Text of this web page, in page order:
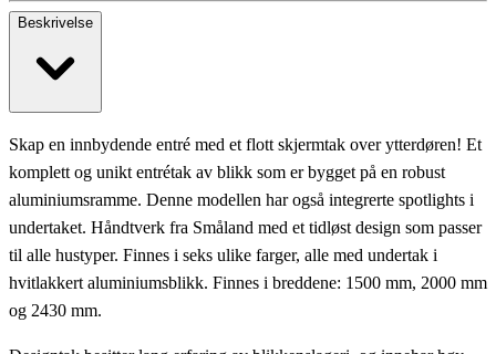
Beskrivelse
Skap en innbydende entré med et flott skjermtak over ytterdøren! Et
komplett og unikt entrétak av blikk som er bygget på en robust
aluminiumsramme. Denne modellen har også integrerte spotlights i
undertaket. Håndtverk fra Småland med et tidløst design som passer
til alle hustyper. Finnes i seks ulike farger, alle med undertak i
hvitlakkert aluminiumsblikk. Finnes i breddene: 1500 mm, 2000 mm
og 2430 mm.